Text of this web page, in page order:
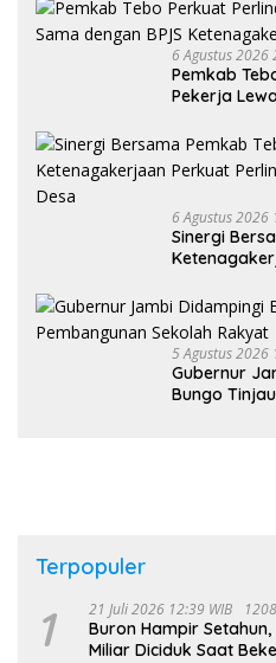
6 Agustus 2026
Pemkab
Pekerja
6 Agustus 2026
Sinergi
5 Agustus 2026
Gubernur
Bungo
Terpopuler
1 21 Juli 2026 12:39 WIB
Buron Hampir Setahun,
Miliar Diciduk Saat